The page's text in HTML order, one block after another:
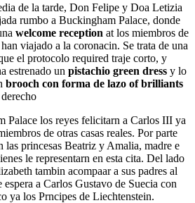
de la tarde, Don Felipe y Doa Letizia
rumbo a Buckingham Palace, donde
welcome reception at los miembros de
viajado a la coronacin. Se trata de una
el protocolo required traje corto, y
estrenado un pistachio green dress y lo
brooch con forma de lazo of brilliants
Palace los reyes felicitarn a Carlos III ya
de otras casas reales. Por parte
las princesas Beatriz y Amalia, madre e
le representarn en esta cita. Del lado
tambin acompaar a sus padres al
a Carlos Gustavo de Suecia con
ya los Prncipes de Liechtenstein.